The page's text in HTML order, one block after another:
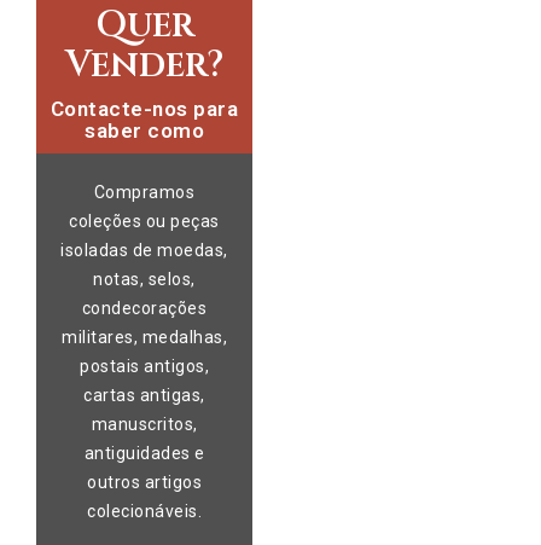
Quer
Vender?
Contacte-nos para
saber como
Compramos
coleções ou peças
isoladas de moedas,
notas, selos,
condecorações
militares, medalhas,
postais antigos,
cartas antigas,
manuscritos,
antiguidades e
outros artigos
colecionáveis.